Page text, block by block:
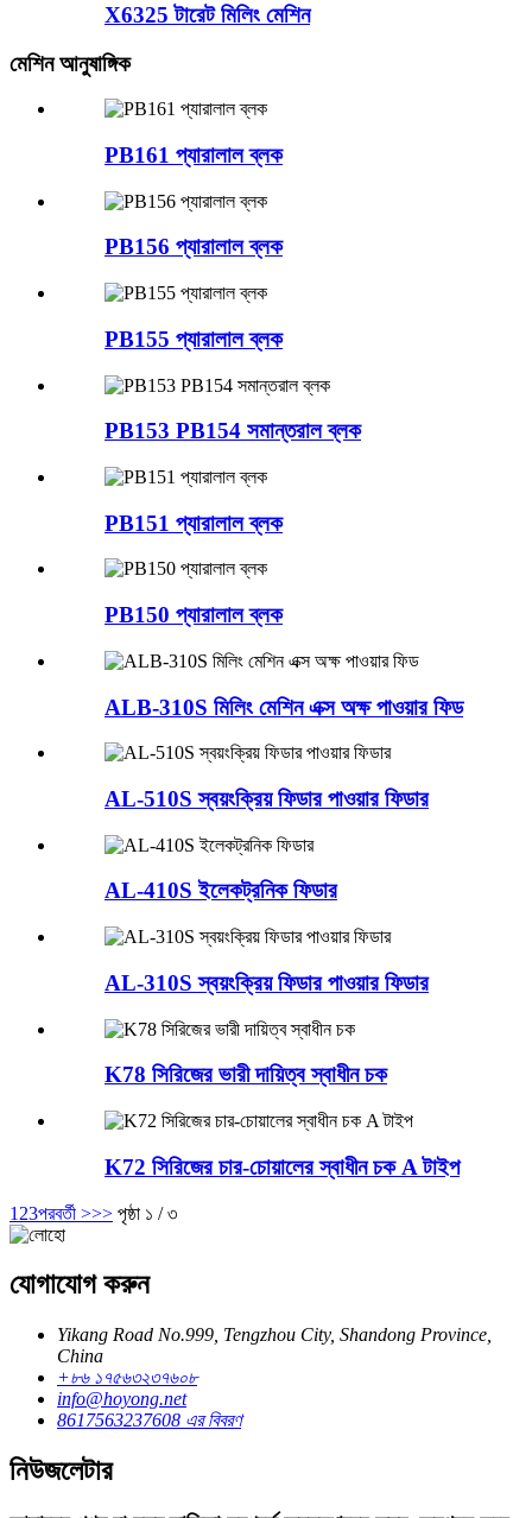
X6325 টারেট মিলিং মেশিন
মেশিন আনুষাঙ্গিক
PB161 প্যারালাল ব্লক
PB156 প্যারালাল ব্লক
PB155 প্যারালাল ব্লক
PB153 PB154 সমান্তরাল ব্লক
PB151 প্যারালাল ব্লক
PB150 প্যারালাল ব্লক
ALB-310S মিলিং মেশিন এক্স অক্ষ পাওয়ার ফিড
AL-510S স্বয়ংক্রিয় ফিডার পাওয়ার ফিডার
AL-410S ইলেকট্রনিক ফিডার
AL-310S স্বয়ংক্রিয় ফিডার পাওয়ার ফিডার
K78 সিরিজের ভারী দায়িত্ব স্বাধীন চক
K72 সিরিজের চার-চোয়ালের স্বাধীন চক A টাইপ
1 23পরবর্তী >>> পৃষ্ঠা ১ / ৩
যোগাযোগ করুন
Yikang Road No.999, Tengzhou City, Shandong Province,
China
+৮৬ ১৭৫৬৩২৩৭৬০৮
info@hoyong.net
8617563237608 এর বিবরণ
নিউজলেটার